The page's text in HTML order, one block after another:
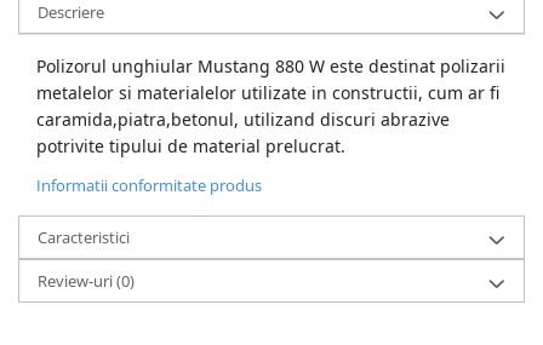
Descriere
Polizorul unghiular Mustang 880 W este destinat polizarii
metalelor si materialelor utilizate in constructii, cum ar fi
caramida,piatra,betonul, utilizand discuri abrazive
potrivite tipului de material prelucrat.
Informatii conformitate produs
Caracteristici
Review-uri(0)